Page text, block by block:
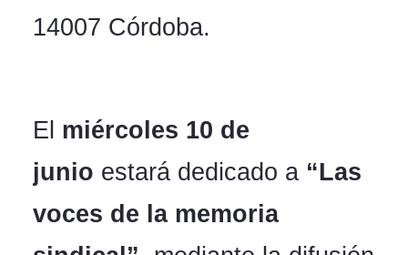
14007 Córdoba.
El miércoles 10 de
junio estará dedicado a “Las
voces de la memoria